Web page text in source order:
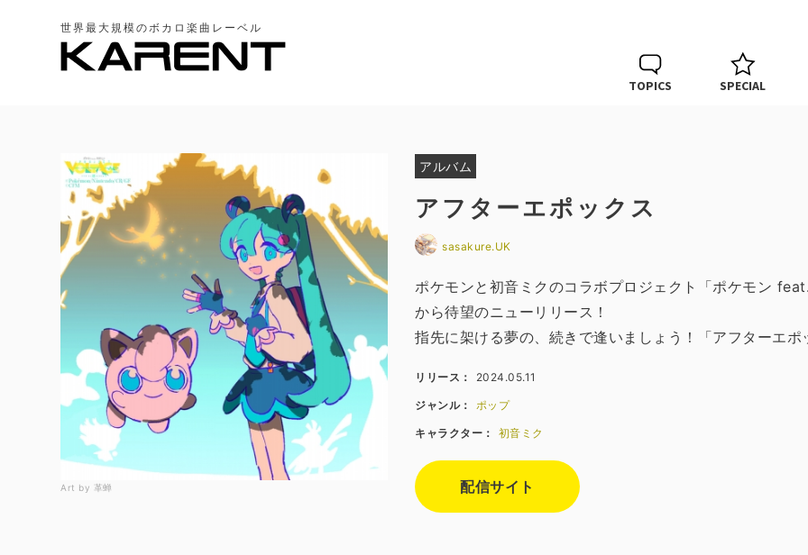
世界最大規模のボカロ楽曲レーベル
TOPICS SPECIAL
Art by 革蝉
アルバム
アフターエポックス
sasakure.UK
ポケモンと初音ミクのコラボプロジェクト「ポケモン
から待望のニューリリース！
指先に架ける夢の、続きで逢いましょう！「アフターエポ
リリース： 2024.05.11
ジャンル： ポップ
キャラクター： 初音ミク
配信サイト